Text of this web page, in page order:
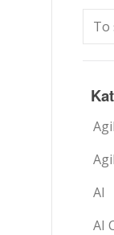
AI
AI